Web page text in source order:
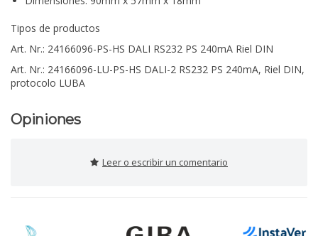
Tipos de productos
Art. Nr.: 24166096-PS-HS DALI RS232 PS 240mA Riel DIN
Art. Nr.: 24166096-LU-PS-HS DALI-2 RS232 PS 240mA, Riel DIN,
protocolo LUBA
Opiniones
Leer o escribir un comentario